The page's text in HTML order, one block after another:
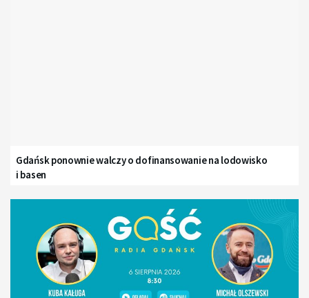
Gdańsk ponownie walczy o dofinansowanie na lodowisko
i basen